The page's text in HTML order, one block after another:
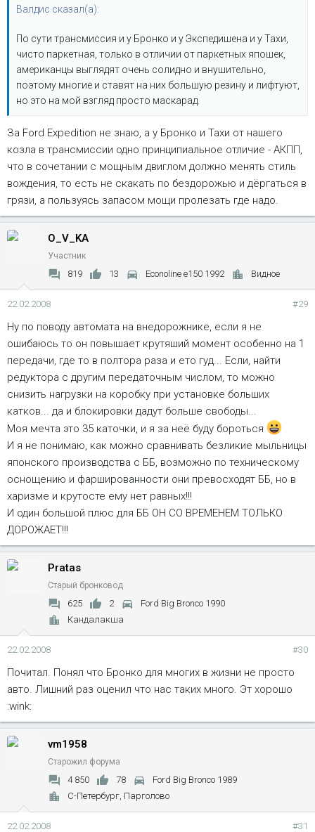
Валдис сказал(а):
По сути трансмиссия и у Бронко и у Экспедишена и у Тахи,
чисто паркетная, только в отличии от паркетных япошек,
американцы выглядят очень солидно и внушительно,
поэтому многие и ставят на них большую резину и лифтуют,
но это на мой взгляд просто маскарад.
За Ford Expedition не знаю, а у Бронко и Тахи от нашего
козла в трансмиссии одно принципиальное отличие - АКПП,
что в сочетании с мощным двиглом должно менять стиль
вождения, то есть не скакать по бездорожью и дёргаться в
грязи, а пользуясь запасом мощи пролезать где надо.
O_V_KA
Участник
819 13 Econoline e150 1992 Видное
22.02.2008 #29
Ну по поводу автомата на внедорожнике, если я не
ошибаюсь то он повышает крутяший момент особенно на 1
передачи, где то в полтора раза и ето гуд... Если, найти
редуктора с другим передаточным числом, то можно
снизить нагрузки на коробку при установке больших
катков... да и блокировки дадут больше свободы...
Моя мечта это 35 каточки, и я за неё буду бороться
И я не понимаю, как можно сравнивать безликие мыльницы
японского производства с ББ, возможно по техническому
оснощению и фаршированности они превосходят ББ, но в
харизме и крутосте ему нет равных!!!
И один большой плюс для ББ ОН СО ВРЕМЕНЕМ ТОЛЬКО
ДОРОЖАЕТ!!!
Pratas
Старый бронковод
625 2
Ford Big Bronco 1990
Кандалакша
22.02.2008 #30
Почитал. Понял что Бронко для многих в жизни не просто
авто. Лишний раз оценил что нас таких много. Эт хорошо
:wink:
vm1958
Старожил форума
4 850 78
Ford Big Bronco 1989
С-Петербург, Парголово
22.02.2008 #31